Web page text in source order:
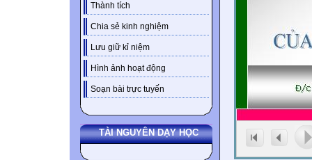
Thành tích
Chia sẻ kinh nghiệm
Lưu giữ kỉ niệm
Hình ảnh hoạt động
Soạn bài trực tuyến
TÀI NGUYÊN DẠY HỌC